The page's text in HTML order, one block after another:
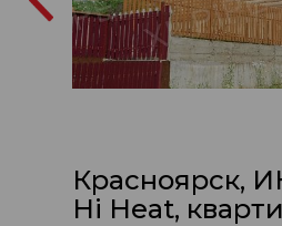
Красноярск,
Hi Heat,